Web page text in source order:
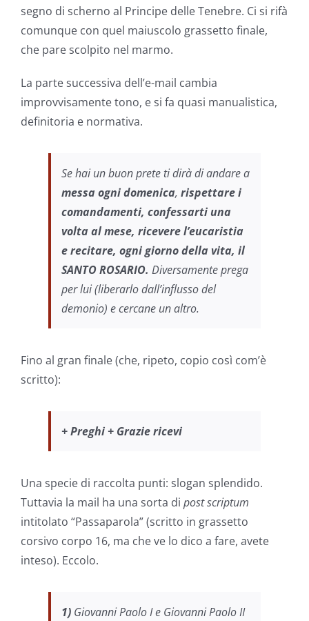
segno di scherno al Principe delle Tenebre. Ci si rifà
comunque con quel maiuscolo grassetto finale,
che pare scolpito nel marmo.
La parte successiva dell’e-mail cambia
improvvisamente tono, e si fa quasi manualistica,
definitoria e normativa.
Se hai un buon prete ti dirà di andare a
messa ogni domenica, rispettare i
comandamenti, confessarti una
volta al mese, ricevere l’eucaristia
e recitare, ogni giorno della vita, il
SANTO ROSARIO. Diversamente prega
per lui (liberarlo dall’influsso del
demonio) e cercane un altro.
Fino al gran finale (che, ripeto, copio così com’è
scritto):
+ Preghi + Grazie ricevi
Una specie di raccolta punti: slogan splendido.
Tuttavia la mail ha una sorta di post scriptum
intitolato “Passaparola” (scritto in grassetto
corsivo corpo 16, ma che ve lo dico a fare, avete
inteso). Eccolo.
1) Giovanni Paolo I e Giovanni Paolo II